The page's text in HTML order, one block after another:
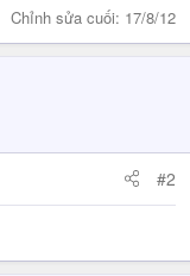
Chỉnh sửa cuối: 17/8/12
#2